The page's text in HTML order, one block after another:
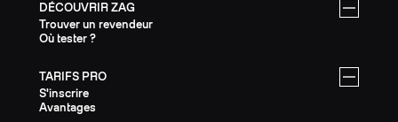
DÉCOUVRIR ZAG
Trouver un revendeur
Où tester ?
TARIFS PRO
S'inscrire
Avantages